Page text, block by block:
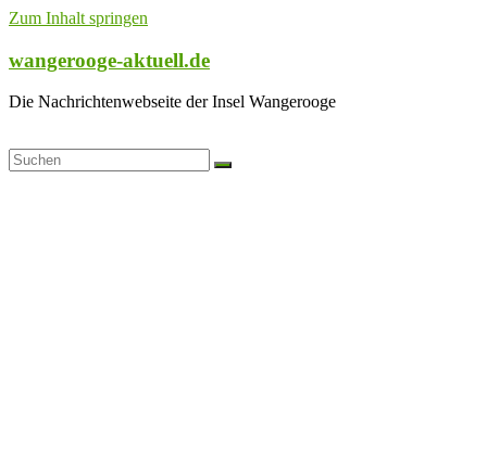
Zum Inhalt springen
wangerooge-aktuell.de
Die Nachrichtenwebseite der Insel Wangerooge